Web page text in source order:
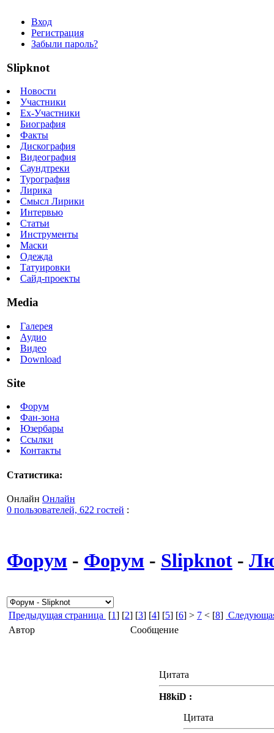
Вход
Регистрация
Забыли пароль?
Slipknot
Новости
Участники
Ex-Участники
Биография
Факты
Дискография
Видеография
Саундтреки
Турография
Лирика
Смысл Лирики
Интервью
Статьи
Инструменты
Маски
Одежда
Татуировки
Сайд-проекты
Media
Галерея
Аудио
Видео
Download
Site
Форум
Фан-зона
Юзербары
Ссылки
Контакты
Статистика:
Онлайн Онлайн
0 пользователей, 622 гостей :
Форум - Форум - Slipknot -
Предыдущая страница [1] [2] [3] [4] [5] [6] > 7 < [8]
Автор
Сообщение
Цитата
H8kiD :
Цитата